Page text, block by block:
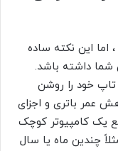
این نکته ساده
شما داشته باشد.
تاپ خود را روشن
عمر باتری و اجزای
یک کامپیوتر کوچک
چندین ماه یا سال